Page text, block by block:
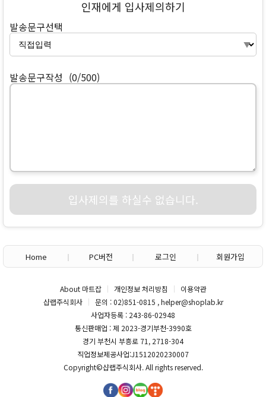
인재에게 입사제의하기
발송문구선택
발송문구작성 (0/500)
입사제의를 하실수 없습니다.
Home PC버전 로그인 회원가입
About 마트잡 개인정보 처리방침
이용약관
샵랩주식회사
문의 : 02)851-0815 , helper@shoplab.kr
사업자등록 : 243-86-02948
통신판매업 : 제 2023-경기부천-3990호
경기 부천시 부흥로 71, 2718-304
직업정보제공사업:J1512020230007
Copyright©샵랩주식회사. All rights reserved.